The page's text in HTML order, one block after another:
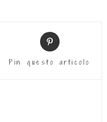
Pin questo articolo